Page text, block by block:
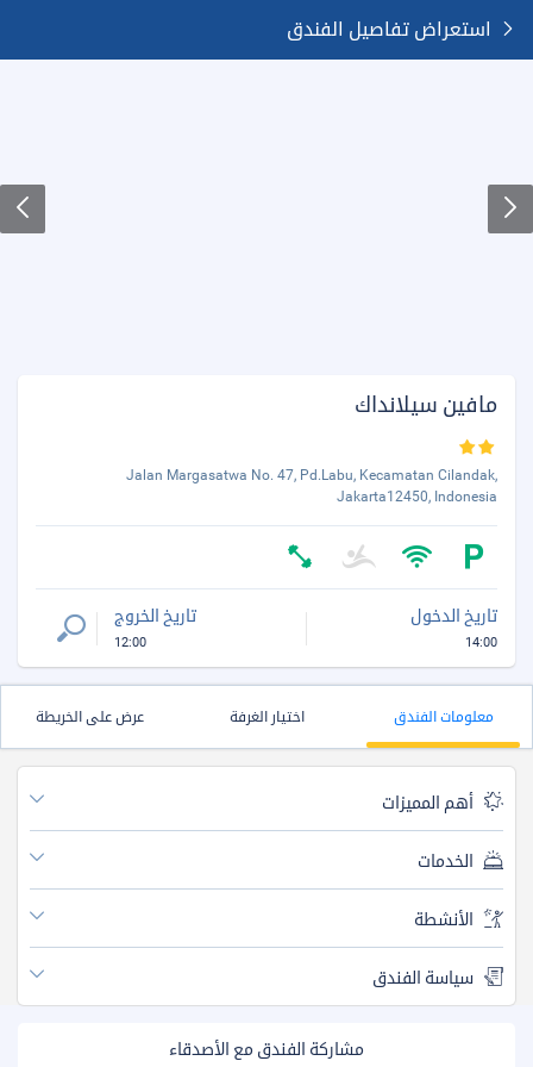
استعراض تفاصيل الفندق
مافين سيلانداك
Jalan Margasatwa No. 47, Pd.Labu, Kecamatan Cilandak,
Jakarta12450, Indonesia
تاريخ الدخول
14:00
تاريخ الخروج
12:00
معلومات الفندق اختيار الغرفة عرض على الخريطة
أهم المميزات
الخدمات
الأنشطة
سياسة الفندق
مشاركة الفندق مع الأصدقاء